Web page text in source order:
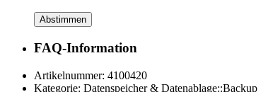
Abstimmen
FAQ-Information
Artikelnummer: 4100420
Kategorie: Datenspeicher & Datenablage::Backup